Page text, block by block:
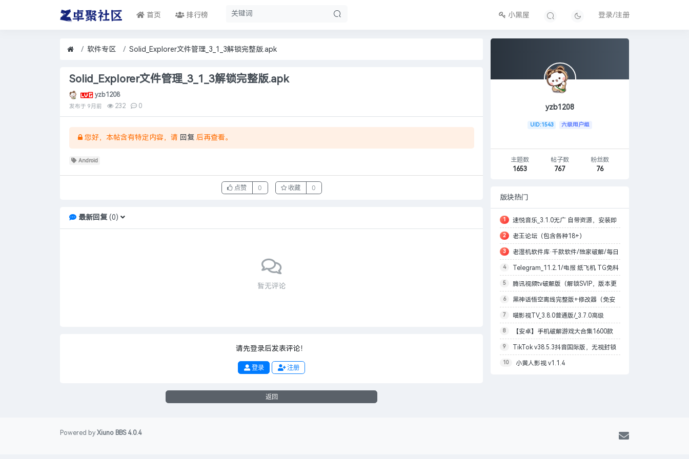
首页 排行榜 小黑屋 登录/注册
软件专区 Solid_Explorer文件管理_3_1_3解锁完整版.apk
Solid_Explorer文件管理_3_1_3解锁完整版.apk
yzb1208
发布于 9月前 232 0
您好，本帖含有特定内容，请 回复 后再查看。
Android
点赞 0 收藏 0
最新回复(0)
暂无评论
请先登录后发表评论！
登录 注册
返回
yzb1208
UID:1543 六级用户组
主题数
1653
帖子数
767
粉丝数
76
版块热门
1 速悦音乐_3.1.0无广 自带资源，安装即
可
2 老王论坛（包含各种18+）
3 老湿机软件库·千款软件/独家破解/每日
更新
4 Telegram_11.2.1/电报 纸飞机 TG免科
学上网/本地解锁会员/内置模块增强上传下
载速度
5 腾讯视频tv破解版（解锁SVIP，版本更
改为最高99.9.9）
6 黑神话悟空离线完整版+修改器（免安
装版）
7 喵影视TV_3.8.0普通版/_3.7.0高级
版/4.X低版本完美适配/内置源/4K超清
8 【安卓】手机破解游戏大合集1600款
自购分享
9 TikTok v38.5.3抖音国际版，无视封锁
和下载限制，免拔卡[1月27更新]
10 小黄人影视 v1.1.4
Powered by Xiuno BBS 4.0.4